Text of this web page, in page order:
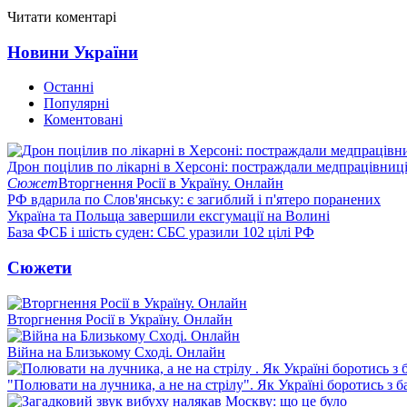
Читати коментарі
Новини України
Останні
Популярні
Коментовані
Дрон поцілив по лікарні в Херсоні: постраждали медпрацівниці
СюжетВторгнення Росії в Україну. Онлайн
РФ вдарила по Слов'янську: є загиблий і п'ятеро поранених
Україна та Польща завершили ексгумації на Волині
База ФСБ і шість суден: СБС уразили 102 цілі РФ
Сюжети
Вторгнення Росії в Україну. Онлайн
Війна на Близькому Сході. Онлайн
"Полювати на лучника, а не на стрілу". Як Україні боротись з